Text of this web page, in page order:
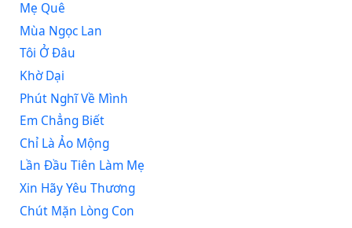
Mẹ Quê
Mùa Ngọc Lan
Tôi Ở Đâu
Khờ Dại
Phút Nghĩ Về Mình
Em Chẳng Biết
Chỉ Là Ảo Mộng
Lần Đầu Tiên Làm Mẹ
Xin Hãy Yêu Thương
Chút Mặn Lòng Con